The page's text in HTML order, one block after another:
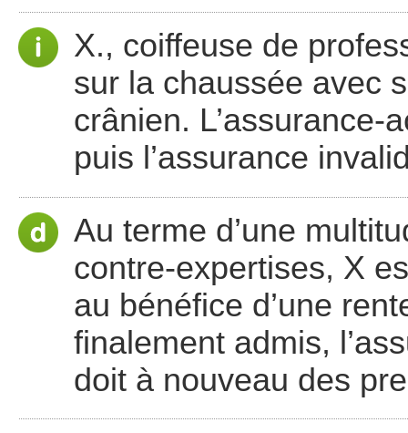
X., coiffeuse de
sur la chaussée avec
crânien. L’assurance-
puis l’assurance
Au terme d’une
contre-expertises, X
au bénéfice d’une
finalement admis,
doit à nouveau des